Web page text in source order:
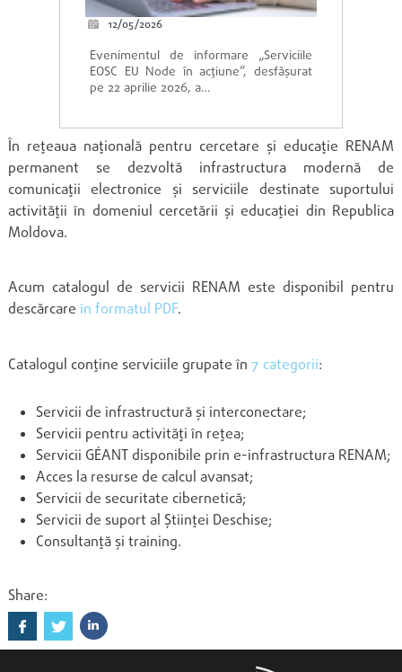
12/05/2026
Evenimentul de informare „Serviciile
EOSC EU Node în acțiune”, desfășurat
pe 22 aprilie 2026, a…
În rețeaua națională pentru cercetare și educație RENAM
permanent se dezvoltă infrastructura modernă de
comunicații electronice și serviciile destinate suportului
activității în domeniul cercetării și educației din Republica
Moldova.
Acum catalogul de servicii RENAM este disponibil pentru
descărcare în formatul PDF.
Catalogul conține serviciile grupate în 7 categorii:
Servicii de infrastructură și interconectare;
Servicii pentru activități în rețea;
Servicii GÉANT disponibile prin e-infrastructura RENAM;
Acces la resurse de calcul avansat;
Servicii de securitate cibernetică;
Servicii de suport al Științei Deschise;
Consultanță și training.
Share: